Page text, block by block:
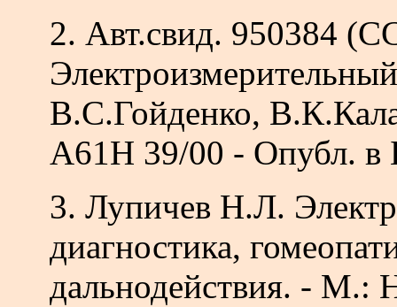
2. Авт.свид. 950384
В.С.Гойденко,
А61Н 39/00 - Опубл. в
3. Лупичев Н.Л.
диагностика,
дальнодействия. - М.: